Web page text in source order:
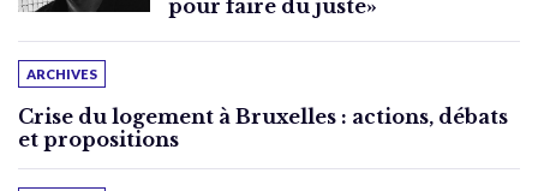
pour faire du juste»
ARCHIVES
Crise du logement à Bruxelles : actions, débats
et propositions